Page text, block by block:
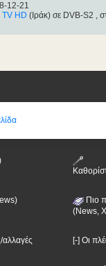
12-21
TV HD (Ιράκ) σε DVB-S2 ,
Πιο
(News,
[-] Οι